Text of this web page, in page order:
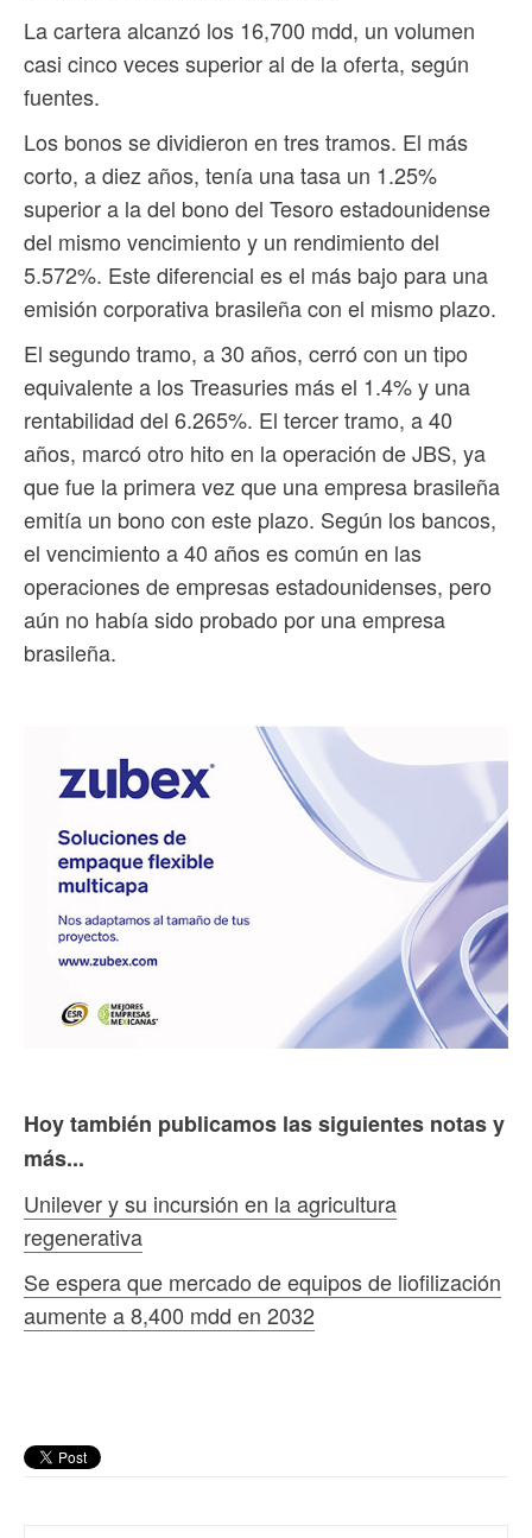
La cartera alcanzó los 16,700 mdd, un volumen
casi cinco veces superior al de la oferta, según
fuentes.
Los bonos se dividieron en tres tramos. El más
corto, a diez años, tenía una tasa un 1.25%
superior a la del bono del Tesoro estadounidense
del mismo vencimiento y un rendimiento del
5.572%. Este diferencial es el más bajo para una
emisión corporativa brasileña con el mismo plazo.
El segundo tramo, a 30 años, cerró con un tipo
equivalente a los Treasuries más el 1.4% y una
rentabilidad del 6.265%. El tercer tramo, a 40
años, marcó otro hito en la operación de JBS, ya
que fue la primera vez que una empresa brasileña
emitía un bono con este plazo. Según los bancos,
el vencimiento a 40 años es común en las
operaciones de empresas estadounidenses, pero
aún no había sido probado por una empresa
brasileña.
Hoy también publicamos las siguientes notas y
más...
Unilever y su incursión en la agricultura
regenerativa
Se espera que mercado de equipos de liofilización
aumente a 8,400 mdd en 2032